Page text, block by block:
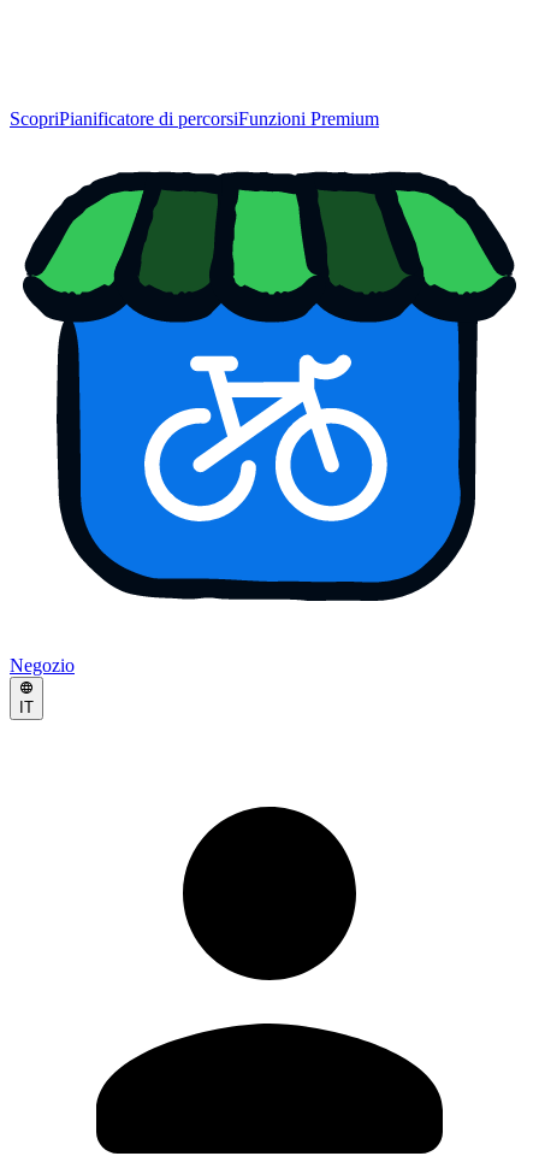
ScopriPianificatore di percorsiFunzioni Premium
Negozio
IT